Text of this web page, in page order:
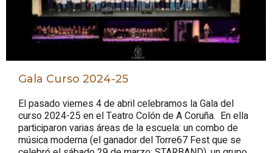
Gala Curso 2024-25
El pasado viernes 4 de abril celebramos la Gala del
curso 2024-25 en el Teatro Colón de A Coruña. En ella
participaron varias áreas de la escuela: un combo de
música moderna (el ganador del Torre67 Fest que se